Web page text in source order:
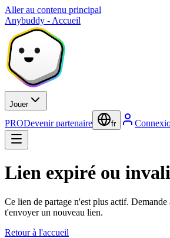
Aller au contenu principal
Anybuddy - Accueil
Jouer
PRODevenir partenaire fr
Lien expiré ou
Ce lien de partage n'est plus actif. Demande
t'envoyer un nouveau lien.
Retour à l'accueil